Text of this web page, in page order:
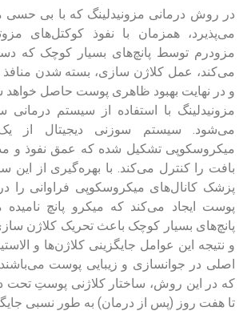
در روش درمانی مزونیدلینگ که با بی
می‌پذیرد، همزمان با نفوذ کوکتل‌های
مزودرم توسط پانچ‌های بسیار کوچک که
می‌کند، عمل کلاژن سازی، بسته شدن منافذ
و در نهایت بهبود ظاهری پوست حاصل خواهد
مزونیدلینگ با استفاده از سیستم درمانی
می‌شود. سیستم سوزنی دیجیتال از
میکروسکوپی تشکیل شده که عمق نفوذ و
بافت را کنترل می‌کند. با بهره‌گیری از
پزشک کانال‌های میکروسکوپی فراوانی را
پوست ایجاد می‌کند که میکرو پانچ
پانچ‌های بسیار کوچک باعث تحریک کلاژن
و نتیجه این عوامل جایگزینی کلاژن‌ها و
اصلی در جوانسازی و زیبایی پوست
که در این روش، ساختار کلاژنی پوستِ تحت
تا هفت روز (پس از درمان) به طور نسبی